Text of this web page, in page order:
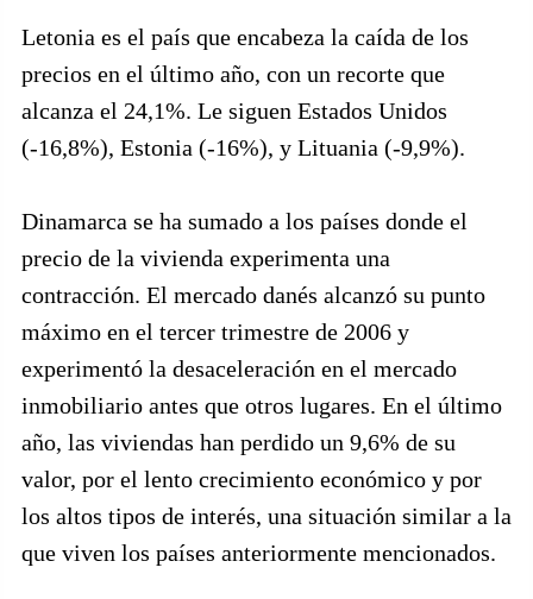
Letonia es el país que encabeza la caída de los
precios en el último año, con un recorte que
alcanza el 24,1%. Le siguen Estados Unidos
(-16,8%), Estonia (-16%), y Lituania (-9,9%).
Dinamarca se ha sumado a los países donde el
precio de la vivienda experimenta una
contracción. El mercado danés alcanzó su punto
máximo en el tercer trimestre de 2006 y
experimentó la desaceleración en el mercado
inmobiliario antes que otros lugares. En el último
año, las viviendas han perdido un 9,6% de su
valor, por el lento crecimiento económico y por
los altos tipos de interés, una situación similar a la
que viven los países anteriormente mencionados.